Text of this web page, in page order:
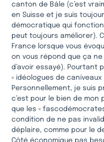
canton de Bâle (c’est
en Suisse et je suis
démocratique qui
peut toujours améliorer).
France lorsque vous
on vous répond que ça
d’avoir essayé). Pourtant
« idéologues de caniveaux
Personnellement, je suis
c’est pour le bien de mon
que les «
condition de ne pas
déplaire, comme pour le
Côté économique pas